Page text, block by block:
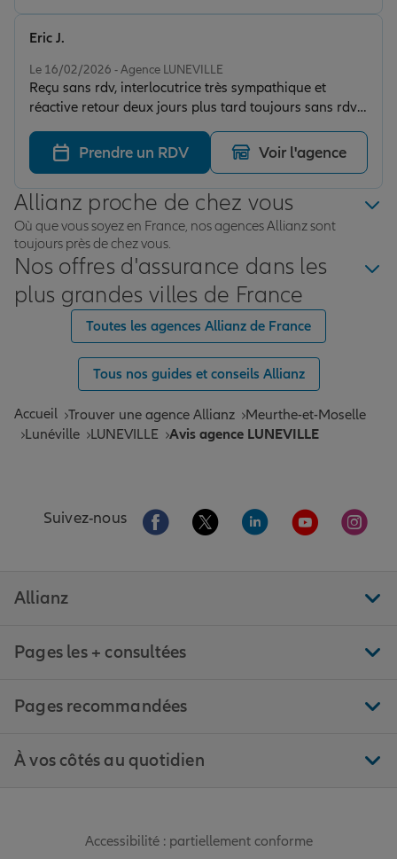
Le 16/02/2026 - Agence LUNEVILLE
Reçu sans rdv, interlocutrice très sympathique et
réactive retour deux jours plus tard toujours sans rdv
et toujours sympa donc contrats signés le plus les
tarifs très petit.
Eric J.
Prendre un RDV Voir l'agence
Allianz proche de chez vous
Où que vous soyez en France, nos agences Allianz sont
toujours près de chez vous.
Nos offres d'assurance dans les
plus grandes villes de France
Toutes les agences Allianz de France
Tous nos guides et conseils Allianz
Accueil Trouver une agence Allianz
Meurthe-et-Moselle
Lunéville
LUNEVILLE Avis agence LUNEVILLE
Suivez-nous Aller sur la page Facebook de Allianz
Aller sur la page Twitter de
Aller sur la page
Aller sur la
Aller
Allianz
Pages les + consultées
Pages recommandées
À vos côtés au quotidien
Accessibilité : partiellement conforme